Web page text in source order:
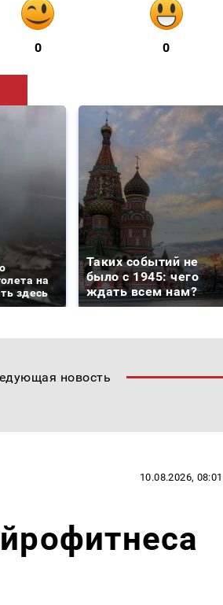
0 0
на
здесь
Таких событий не
было с 1945: чего
ждать всем нам?
новость
10.08.2026, 08:01